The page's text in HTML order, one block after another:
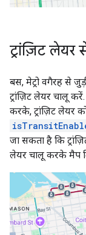
ट्रांज़िट
बस, मेट्रो वगैरह से
ट्रांज़िट लेयर चालू करें.
करके, ट्रांज़िट लेयर
जा सकता है कि
लेयर चालू करके मैप